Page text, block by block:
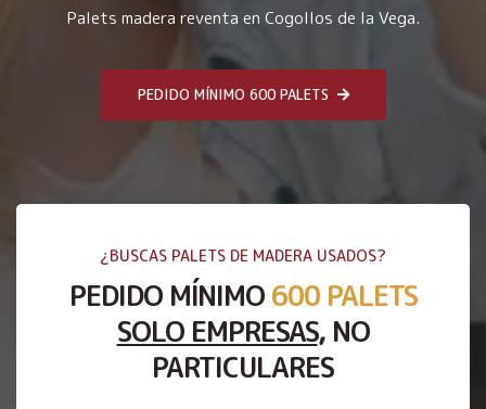
Palets madera reventa en Cogollos de la Vega.
PEDIDO MÍNIMO 600 PALETS
¿BUSCAS PALETS DE MADERA USADOS?
PEDIDO MÍNIMO 600 PALETS
SOLO EMPRESAS, NO
PARTICULARES